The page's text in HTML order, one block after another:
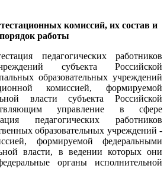
комиссий, их состав и
порядок работы
работников
субъекта Российской
образовательных учреждений
комиссией, формируемой
власти субъекта Российской
управление в сфере
педагогических работников
образовательных учреждений -
формируемой федеральными
власти, в ведении которых они
органы исполнительной